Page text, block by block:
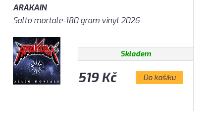
ARAKAIN
Salto mortale-180 gram vinyl 2026
Skladem
519 Kč Do košíku